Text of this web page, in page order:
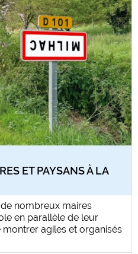
ET PAYSANS À LA
nombreux maires
en parallèle de leur
montrer agiles et organisés